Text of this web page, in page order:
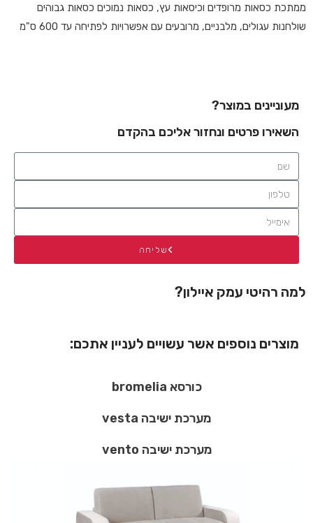
ממתכת כסאות מרופדים וכיסאות עץ, כסאות נמוכים כסאות גבוהים
שולחנות עגולים, מלבניים, מרובעים עם אפשרויות לפתיחה עד 600 ס"מ
למה רהיטי עמק איילון?
מעוניינים במוצר?
השאירו פרטים ונחזור אליכם בהקדם
שליחה
מוצרים נוספים אשר עשויים לעניין אתכם:
כורסא bromelia
מערכת ישיבה vesta
מערכת ישיבה vento